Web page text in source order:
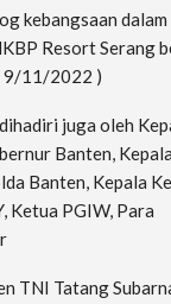
kebangsaan
Resort Serang
9/11/2022 )
juga oleh
Banten,
Banten, Kepala
Ketua PGIW, Para
TNI Tatang